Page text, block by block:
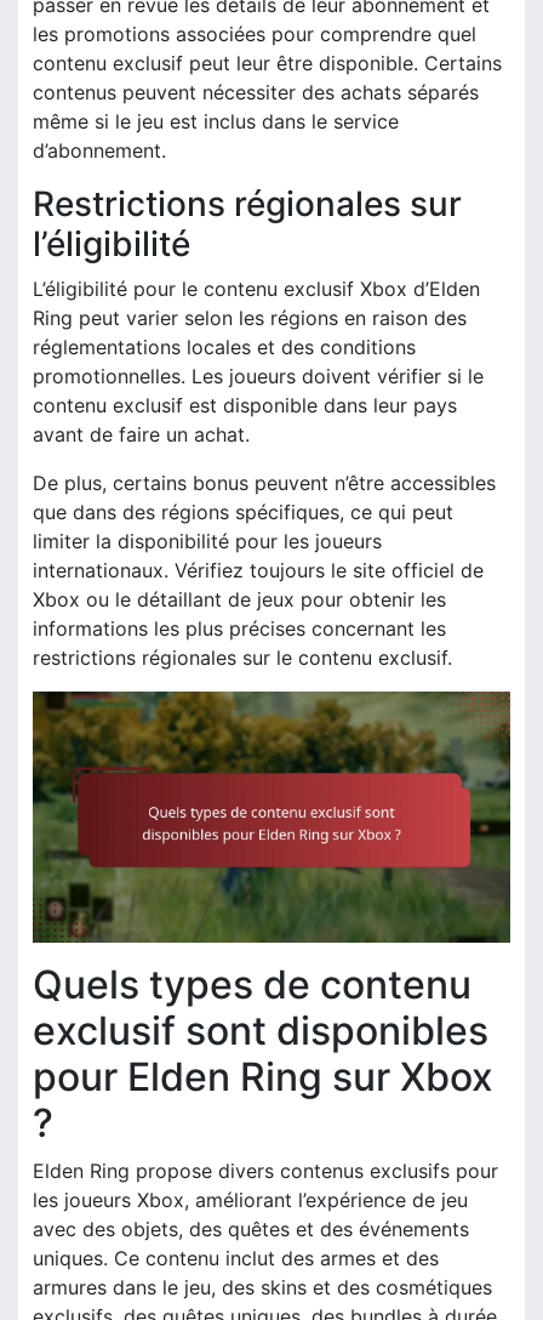
les promotions associées pour comprendre quel
contenu exclusif peut leur être disponible. Certains
contenus peuvent nécessiter des achats séparés
même si le jeu est inclus dans le service
d’abonnement.
Restrictions régionales sur
l’éligibilité
L’éligibilité pour le contenu exclusif Xbox d’Elden
Ring peut varier selon les régions en raison des
réglementations locales et des conditions
promotionnelles. Les joueurs doivent vérifier si le
contenu exclusif est disponible dans leur pays
avant de faire un achat.
De plus, certains bonus peuvent n’être accessibles
que dans des régions spécifiques, ce qui peut
limiter la disponibilité pour les joueurs
internationaux. Vérifiez toujours le site officiel de
Xbox ou le détaillant de jeux pour obtenir les
informations les plus précises concernant les
restrictions régionales sur le contenu exclusif.
Quels types de contenu
exclusif sont disponibles
pour Elden Ring sur Xbox
?
Elden Ring propose divers contenus exclusifs pour
les joueurs Xbox, améliorant l’expérience de jeu
avec des objets, des quêtes et des événements
uniques. Ce contenu inclut des armes et des
armures dans le jeu, des skins et des cosmétiques